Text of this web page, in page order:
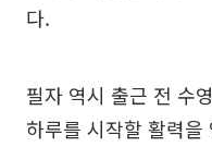
다.
필자 역시 출근 전 수
하루를 시작할 활력을